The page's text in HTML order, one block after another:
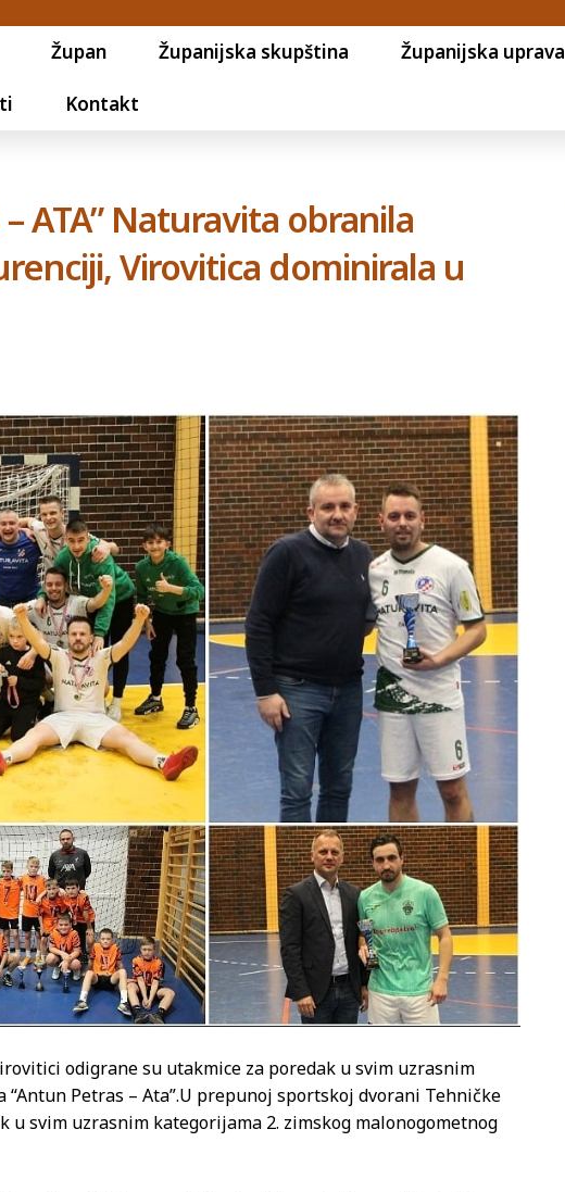
Župan Županijska skupština Županijska uprava
Kontakt
– ATA” Naturavita obranila
Virovitica dominirala u
odigrane su utakmice za poredak u svim uzrasnim
Petras – Ata”.U prepunoj sportskoj dvorani Tehničke
svim uzrasnim kategorijama 2. zimskog malonogometnog